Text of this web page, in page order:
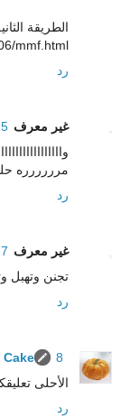
الطريقة
mmf.html
رد
غير معرف 5 مايو 2012 في 2:37 م
مرررررره
رد
غير معرف 7 مايو 2012 في 10:32 م
تجنن وتهبل
رد
Cake
8 مايو 2012 في 9:54 ص
الأحلى
رد